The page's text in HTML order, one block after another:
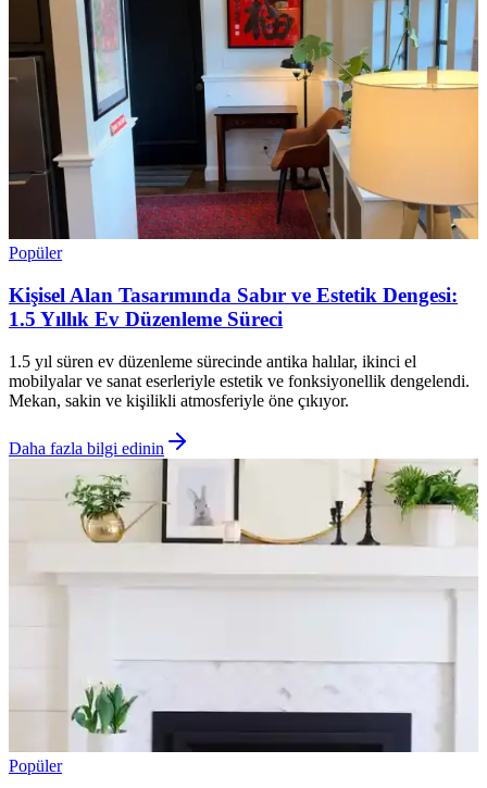
Popüler
Kişisel Alan Tasarımında Sabır ve Estetik Dengesi:
1.5 Yıllık Ev Düzenleme Süreci
1.5 yıl süren ev düzenleme sürecinde antika halılar, ikinci el
mobilyalar ve sanat eserleriyle estetik ve fonksiyonellik dengelendi.
Mekan, sakin ve kişilikli atmosferiyle öne çıkıyor.
Daha fazla bilgi edinin
Popüler